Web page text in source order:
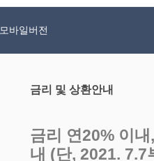
모바일버전
금리 및 상환안내
금리 연20% 이내
내 (단, 2021. 7.7